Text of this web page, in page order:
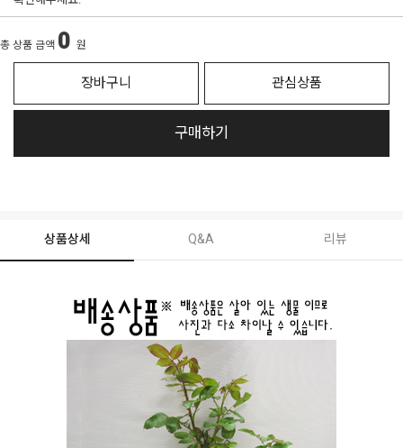
총 상품 금액 0 원
장바구니 관심상품
구매하기
상품상세 Q&A 리뷰